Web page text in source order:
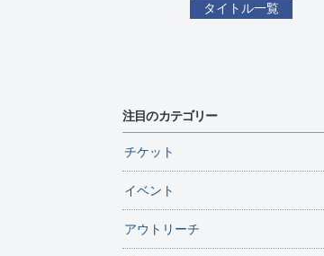
タイトル一覧
注目のカテゴリー
チケット
イベント
アウトリーチ